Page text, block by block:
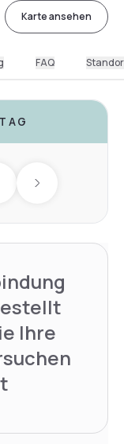
Karte ansehen
FAQ
Next day
Ihre